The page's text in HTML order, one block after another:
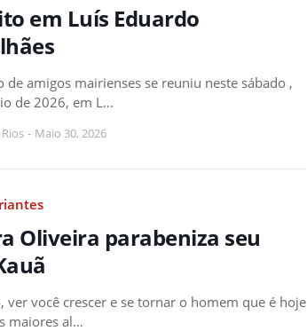
em Luís Eduardo
de amigos mairienses se reuniu neste sábado ,
de 2026, em L…
- Maio 30, 2026
Oliveira parabeniza seu
ver você crescer e se tornar o homem que é hoje
maiores al…